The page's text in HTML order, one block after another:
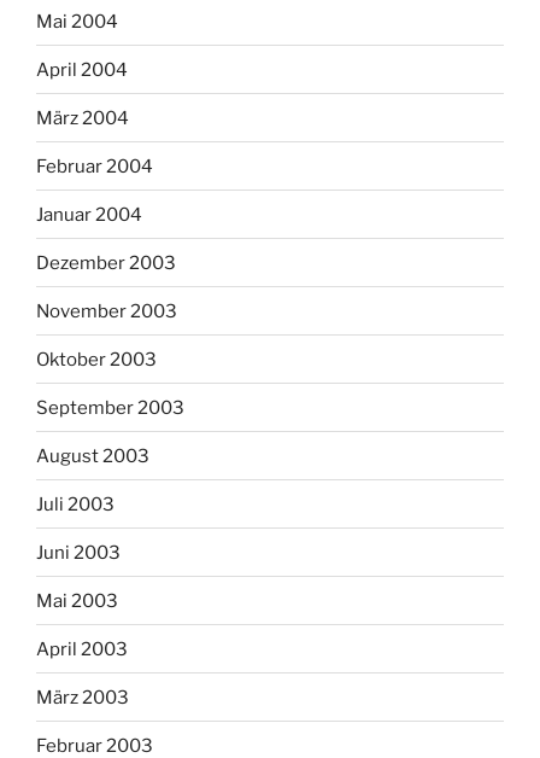
Mai 2004
April 2004
März 2004
Februar 2004
Januar 2004
Dezember 2003
November 2003
Oktober 2003
September 2003
August 2003
Juli 2003
Juni 2003
Mai 2003
April 2003
März 2003
Februar 2003